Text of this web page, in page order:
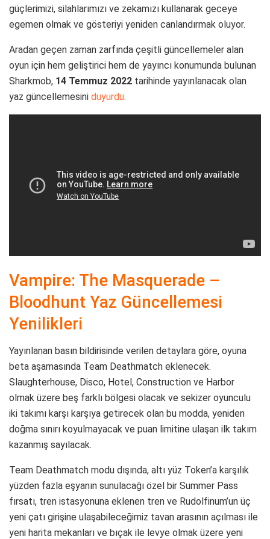
güçlerimizi, silahlarımızı ve zekamızı kullanarak geceye
egemen olmak ve gösteriyi yeniden canlandırmak oluyor.
Aradan geçen zaman zarfında çeşitli güncellemeler alan
oyun için hem geliştirici hem de yayıncı konumunda bulunan
Sharkmob, 14 Temmuz 2022 tarihinde yayınlanacak olan
yaz güncellemesini duyurdu.
Vampire: The Masquerade –
Bloodhunt Yaz Güncellemesi
Yenilikleri
Yayınlanan basın bildirisinde verilen detaylara göre, oyuna
beta aşamasında Team Deathmatch eklenecek.
Slaughterhouse, Disco, Hotel, Construction ve Harbor
olmak üzere beş farklı bölgesi olacak ve sekizer oyunculu
iki takımı karşı karşıya getirecek olan bu modda, yeniden
doğma sınırı koyulmayacak ve puan limitine ulaşan ilk takım
kazanmış sayılacak.
Team Deathmatch modu dışında, altı yüz Token’a karşılık
yüzden fazla eşyanın sunulacağı özel bir Summer Pass
fırsatı, tren istasyonuna eklenen tren ve Rudolfinum’un üç
yeni çatı girişine ulaşabileceğimiz tavan arasının açılması ile
yeni harita mekanları ve bıçak ile levye olmak üzere yeni